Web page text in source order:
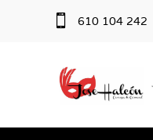
 610 104 242